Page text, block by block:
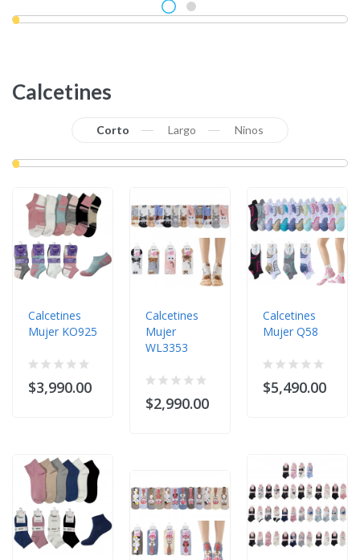
Calcetines
Corto Largo Ninos
Calcetines
Mujer KO925
$3,990.00
Calcetines
Mujer
WL3353
$2,990.00
Calcetines
Mujer Q58
$5,490.00